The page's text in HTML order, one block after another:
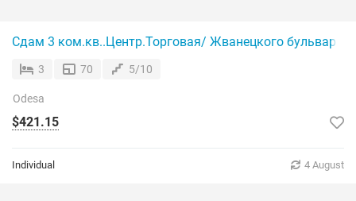
Сдам 3 ком.кв..Центр.Торговая/ Жванецкого бульвар
3 70 5/10
Odesa
$421.15
Individual 4 August